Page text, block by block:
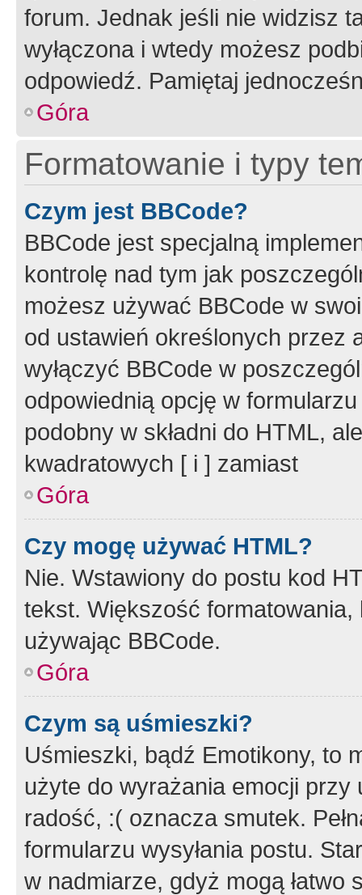
forum. Jednak jeśli nie widzisz
wyłączona i wtedy możesz
odpowiedź. Pamiętaj
Góra
Formatowanie i typy
Czym jest BBCode?
BBCode jest specjalną
kontrolę nad tym jak
możesz używać BBCode w
od ustawień określonych przez
wyłączyć BBCode w
odpowiednią opcję w
podobny w składni do HTML,
kwadratowych [ i ] zamiast
Góra
Czy mogę używać HTML?
Nie. Wstawiony do postu kod
tekst. Większość
używając BBCode.
Góra
Czym są uśmieszki?
Uśmieszki, bądź Emotikony, to
użyte do wyrażania emocji
radość, :( oznacza smutek.
formularzu wysyłania postu.
w nadmiarze, gdyż mogą